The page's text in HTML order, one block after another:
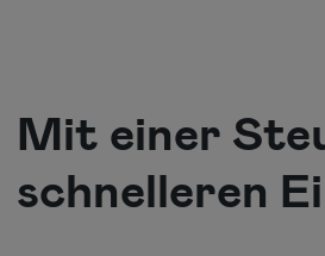
Mit einer
schnelleren